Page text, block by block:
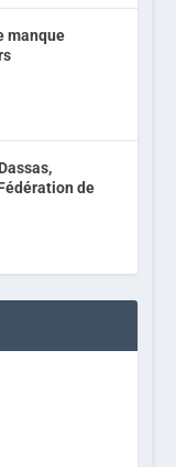
manque
de